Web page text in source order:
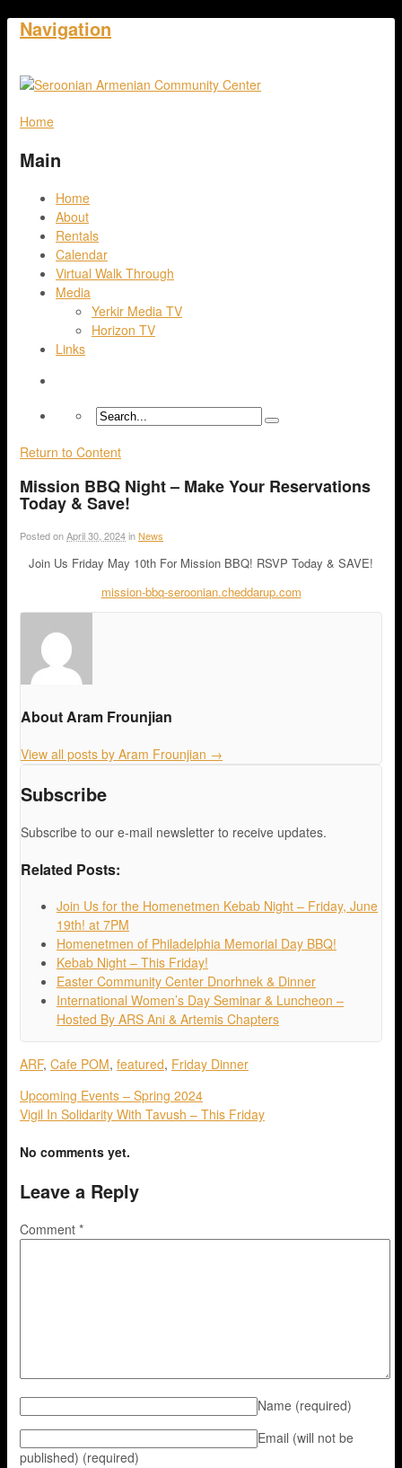
Navigation
Home
Main
Home
About
Rentals
Calendar
Virtual Walk Through
Media
Yerkir Media TV
Horizon TV
Links
Return to Content
Mission BBQ Night – Make Your Reservations
Today & Save!
Posted onApril 30, 2024inNews
Join Us Friday May 10th For Mission BBQ! RSVP Today & SAVE!
mission-bbq-seroonian.cheddarup.com
About Aram Frounjian
View all posts by Aram Frounjian →
Subscribe
Subscribe to our e-mail newsletter to receive updates.
Related Posts:
Join Us for the Homenetmen Kebab Night – Friday, June
19th! at 7PM
Homenetmen of Philadelphia Memorial Day BBQ!
Kebab Night – This Friday!
Easter Community Center Dnorhnek & Dinner
International Women’s Day Seminar & Luncheon –
Hosted By ARS Ani & Artemis Chapters
ARF, Cafe POM, featured, Friday Dinner
Upcoming Events – Spring 2024
Vigil In Solidarity With Tavush – This Friday
No comments yet.
Leave a Reply
Comment *
Name (required)
Email (will not be
published) (required)